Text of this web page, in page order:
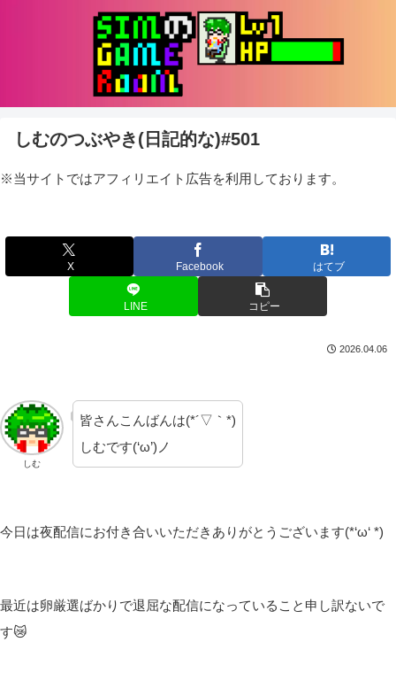
しむのつぶやき(日記的な)#501
※当サイトではアフィリエイト広告を利用しております。
X Facebook はてブ
LINE コピー
2026.04.06
しむ
皆さんこんばんは(*´▽｀*)
しむです(‘ω’)ノ
今日は夜配信にお付き合いいただきありがとうございます(*‘ω‘ *)
最近は卵厳選ばかりで退屈な配信になっていること申し訳ないで
す😿